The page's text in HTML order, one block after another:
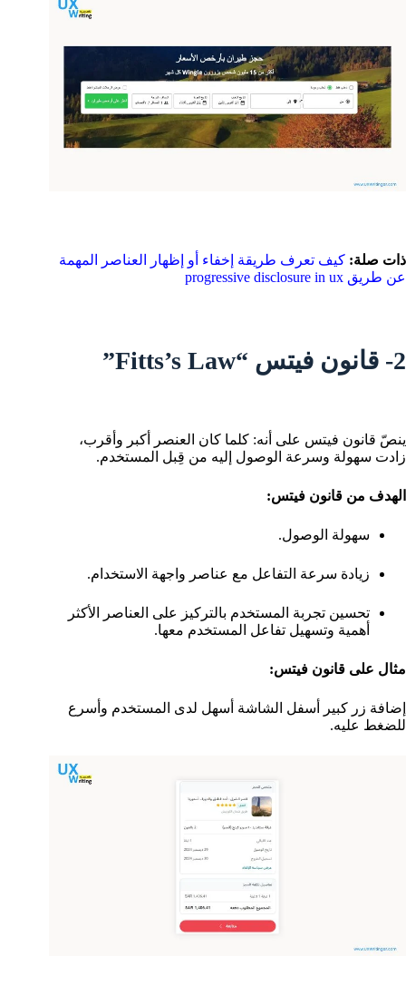
ذات صلة: كيف تعرف طريقة إخفاء أو إظهار العناصر المهمة
عن طريق progressive disclosure in ux
2- قانون فيتس “Fitts’s Law”
ينصّ قانون فيتس على أنه: كلما كان العنصر أكبر وأقرب،
زادت سهولة وسرعة الوصول إليه من قِبل المستخدم.
الهدف من قانون فيتس:
سهولة الوصول.
زيادة سرعة التفاعل مع عناصر واجهة الاستخدام.
تحسين تجربة المستخدم بالتركيز على العناصر الأكثر
أهمية وتسهيل تفاعل المستخدم معها.
مثال على قانون فيتس:
إضافة زر كبير أسفل الشاشة أسهل لدى المستخدم وأسرع
للضغط عليه.